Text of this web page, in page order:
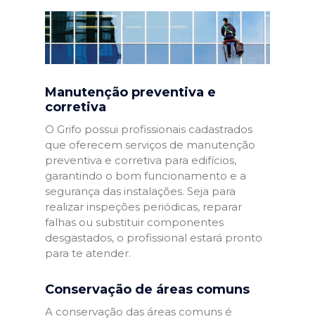
Manutenção preventiva e
corretiva
O Grifo possui profissionais cadastrados
que oferecem serviços de manutenção
preventiva e corretiva para edifícios,
garantindo o bom funcionamento e a
segurança das instalações. Seja para
realizar inspeções periódicas, reparar
falhas ou substituir componentes
desgastados, o profissional estará pronto
para te atender.
Conservação de áreas comuns
A conservação das áreas comuns é